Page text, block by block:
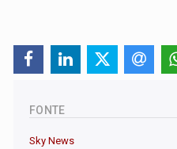
FONTE
Sky News